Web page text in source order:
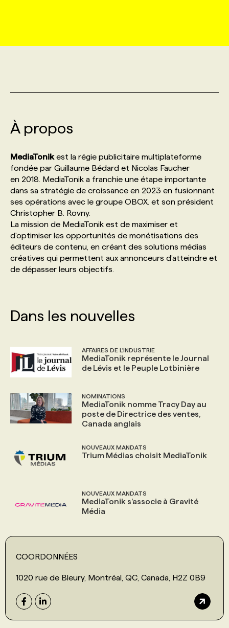
INITIATIVES NUMÉRIQUES
PRIX ET DISTINCTIONS
TENDANCES
MARKETING DURABLE
ÉVÉNEMENTIEL
NOS AUTEUR‧RICES
ANNONCEZ AVEC NOUS
PROFIL ENTREPRISE
FAQ
ANNONCEZ AVEC NOUS
PROFIL CANDIDAT
ANNONCEZ AVEC NOUS
NOS PARCOURS DE FORMATIONS
FORMATIONS PERSONNALISÉES
NOS FORMATEUR‧RICES
POURQUOI CHOISIR NOS FORMATIONS
NOS TARIFS
PROGRAMMES DE SUBVENTIONS
ANNONCEZ AVEC NOUS
SERVICE DE CHASSE DE TÊTE
NOS TARIFS
NOS EXPERTISES
FAQ
ANNONCEZ AVEC NOUS
À propos
MediaTonikest la régie publicitaire multiplateforme
fondée par Guillaume Bédard et Nicolas Faucher
en 2018. MediaTonik a franchie une étape importante
dans sa stratégie de croissance en 2023 en fusionnant
ses opérations avec le groupe OBOX. et son président
Christopher B. Rovny.
La mission de MediaTonik est de maximiser et
d'optimiser les opportunités de monétisations des
éditeurs de contenu, en créant des solutions médias
créatives qui permettent aux annonceurs d’atteindre et
de dépasser leurs objectifs.
Dans les nouvelles
AFFAIRES DE L'INDUSTRIE
MediaTonik représente le Journal
de Lévis et le Peuple Lotbinière
NOMINATIONS
MediaTonik nomme Tracy Day au
poste de Directrice des ventes,
Canada anglais
NOUVEAUX MANDATS
Trium Médias choisit MediaTonik
NOUVEAUX MANDATS
MediaTonik s’associe à Gravité
Média
COORDONNÉES
1020 rue de Bleury, Montréal, QC, Canada, H2Z 0B9